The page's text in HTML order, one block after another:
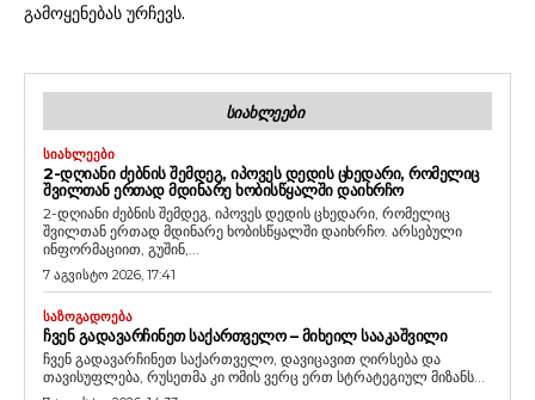
გამოყენებას ურჩევს.
ᲡᲘᲐᲮᲚᲔᲔᲑᲘ
ᲡᲘᲐᲮᲚᲔᲔᲑᲘ
2-ᲓᲦᲘᲐᲜᲘ ᲫᲔᲑᲜᲘᲡ ᲨᲔᲛᲓᲔᲒ, ᲘᲞᲝᲕᲔᲡ ᲓᲔᲓᲘᲡ ᲪᲮᲔᲓᲐᲠᲘ, ᲠᲝᲛᲔᲚᲘᲪ
ᲨᲕᲘᲚᲗᲐᲜ ᲔᲠᲗᲐᲓ ᲛᲓᲘᲜᲐᲠᲔ ᲮᲝᲑᲘᲡᲬᲧᲐᲚᲨᲘ ᲓᲐᲘᲮᲠᲩᲝ
2-დღიანი ძებნის შემდეგ, იპოვეს დედის ცხედარი, რომელიც
შვილთან ერთად მდინარე ხობისწყალში დაიხრჩო. არსებული
ინფორმაციით, გუშინ,...
7 აგვისტო 2026, 17:41
ᲡᲐᲖᲝᲒᲐᲓᲝᲔᲑᲐ
ᲩᲕᲔᲜ ᲒᲐᲓᲐᲕᲐᲠᲩᲘᲜᲔᲗ ᲡᲐᲥᲐᲠᲗᲕᲔᲚᲝ – ᲛᲘᲮᲔᲘᲚ ᲡᲐᲐᲙᲐᲨᲕᲘᲚᲘ
ჩვენ გადავარჩინეთ საქართველო, დავიცავით ღირსება და
თავისუფლება, რუსეთმა კი ომის ვერც ერთ სტრატეგიულ მიზანს...